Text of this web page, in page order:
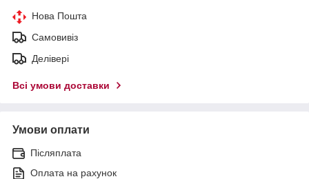
Нова Пошта
Самовивіз
Делівері
Всі умови доставки
Умови оплати
Післяплата
Оплата на рахунок